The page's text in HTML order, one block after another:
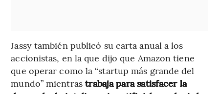
Jassy también publicó su carta anual a los
accionistas, en la que dijo que Amazon tiene
que operar como la “startup más grande del
mundo” mientrastrabaja para satisfacer la